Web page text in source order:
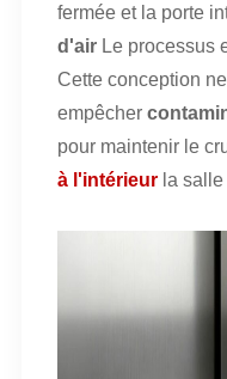
fermée et la porte
d'air Le processus
Cette conception
empêcher
pour maintenir le
à l'intérieur la